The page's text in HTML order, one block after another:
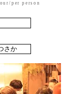
per person
さか